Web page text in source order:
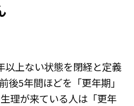
以上ない状態を閉経と定義
後5年間ほどを「更年期」
理が来ている人は「更年